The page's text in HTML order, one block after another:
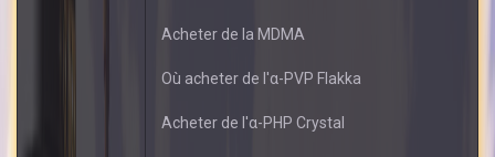
Acheter de la MDMA
Où acheter de l'α-PVP Flakka
Acheter de l'α-PHP Crystal